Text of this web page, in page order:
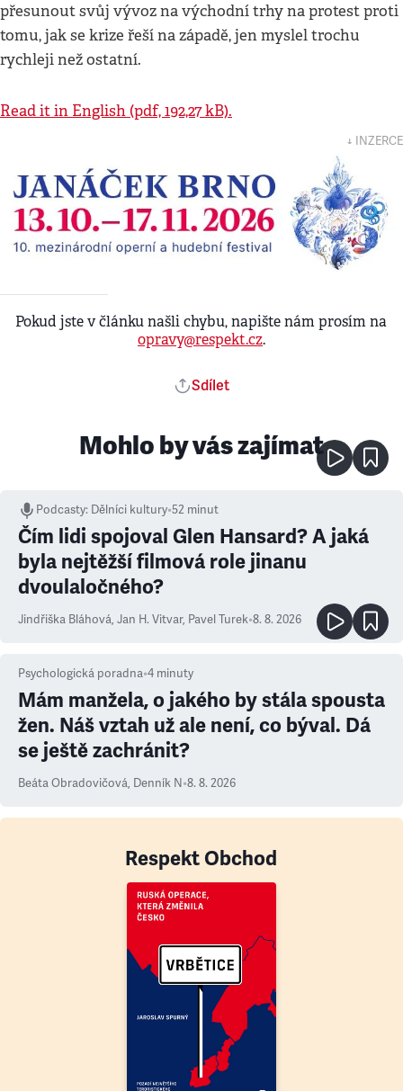
přesunout svůj vývoz na východní trhy na protest proti
tomu, jak se krize řeší na západě, jen myslel trochu
rychleji než ostatní.
Read it in English (pdf, 192,27 kB).
↓ INZERCE
Pokud jste v článku našli chybu, napište nám prosím na
opravy@respekt.cz.
Sdílet
Mohlo by vás zajímat
Podcasty: Dělníci kultury•52 minut
Čím lidi spojoval Glen Hansard? A jaká
byla nejtěžší filmová role jinanu
dvoulaločného?
Jindřiška Bláhová, Jan H. Vitvar, Pavel Turek•8. 8. 2026
Psychologická poradna•4 minuty
Mám manžela, o jakého by stála spousta
žen. Náš vztah už ale není, co býval. Dá
se ještě zachránit?
Beáta Obradovičová, Denník N•8. 8. 2026
Respekt Obchod